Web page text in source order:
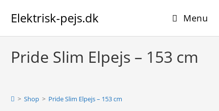
Elektrisk-pejs.dk Menu
Pride Slim Elpejs – 153 cm
> Shop > Pride Slim Elpejs – 153 cm